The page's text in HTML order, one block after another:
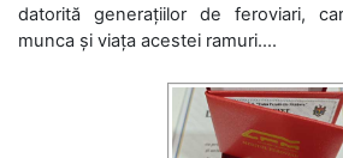
datorită generațiilor de feroviari,
munca și viața acestei ramuri....